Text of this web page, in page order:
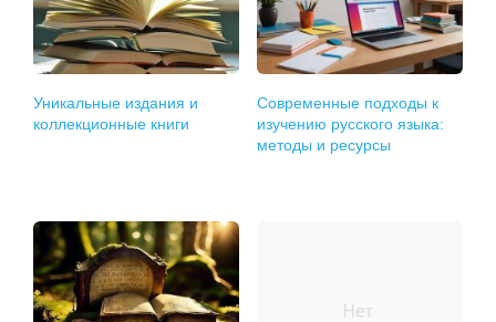
Уникальные издания и
коллекционные книги
Современные подходы к
изучению русского языка:
методы и ресурсы